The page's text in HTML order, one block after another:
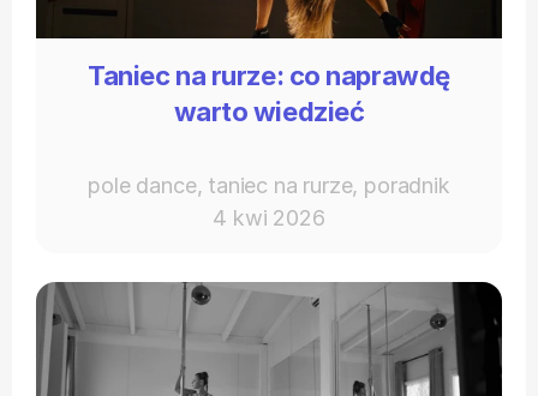
Taniec na rurze: co naprawdę
warto wiedzieć
pole dance, taniec na rurze, poradnik
4 kwi 2026